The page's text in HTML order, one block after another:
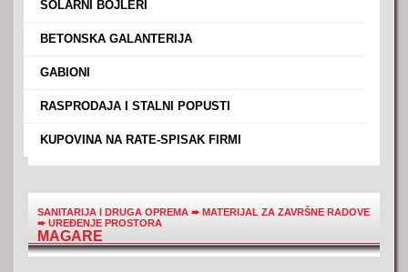
SOLARNI BOJLERI
BETONSKA GALANTERIJA
GABIONI
RASPRODAJA I STALNI POPUSTI
KUPOVINA NA RATE-SPISAK FIRMI
SANITARIJA I DRUGA OPREMA ➨MATERIJAL ZA ZAVRŠNE RADOVE
➨UREĐENJE PROSTORA
MAGARE